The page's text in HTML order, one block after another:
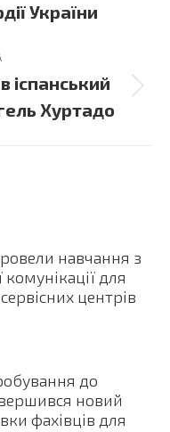
України
іспанський
Хуртадо
навчання з
комунікації для
центрів
до
новий
фахівців для